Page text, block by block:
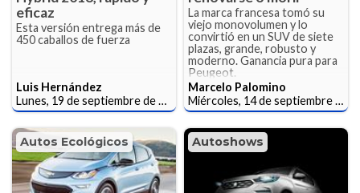
eficaz
Esta versión entrega más de
450 caballos de fuerza
Luis Hernández
Lunes, 19 de septiembre de 2016
La marca francesa tomó su
viejo monovolumen y lo
convirtió en un SUV de siete
plazas, grande, robusto y
moderno. Ganancia pura para
Peugeot.
Marcelo Palomino
Miércoles, 14 de septiembre de 2016
Autos Ecológicos Autoshows